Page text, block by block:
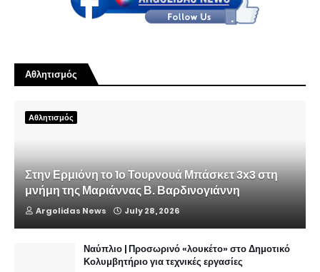
Αθλητισμός
Αθλητισμός
Στην Ερμιόνη το 1ο Τουρνουά Μπάσκετ 3x3 στη
μνήμη της Μαριάννας Β. Βαρδινογιάννη
Argolidas News July 28, 2026
Ναύπλιο | Προσωρινό «λουκέτο» στο Δημοτικό
Κολυμβητήριο για τεχνικές εργασίες